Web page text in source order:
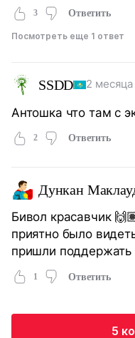
3 Ответить
Посмотреть еще 1 ответ
SSDD 2 месяца
Антошка что там с
2 Ответить
Дункан
Бивол красавчик
приятно было
пришли поддержать
1 Ответить
5